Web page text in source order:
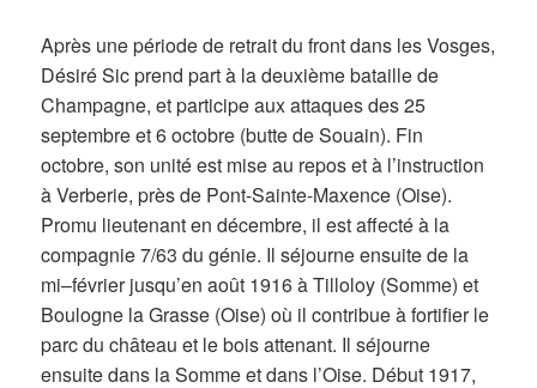
Après une période de retrait du front dans les Vosges,
Désiré Sic prend part à la deuxième bataille de
Champagne, et participe aux attaques des 25
septembre et 6 octobre (butte de Souain). Fin
octobre, son unité est mise au repos et à l’instruction
à Verberie, près de Pont-Sainte-Maxence (Oise).
Promu lieutenant en décembre, il est affecté à la
compagnie 7/63 du génie. Il séjourne ensuite de la
mi–février jusqu’en août 1916 à Tilloloy (Somme) et
Boulogne la Grasse (Oise) où il contribue à fortifier le
parc du château et le bois attenant. Il séjourne
ensuite dans la Somme et dans l’Oise. Début 1917,